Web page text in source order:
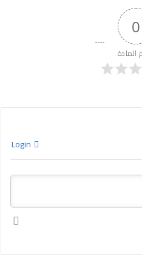
0
المادة